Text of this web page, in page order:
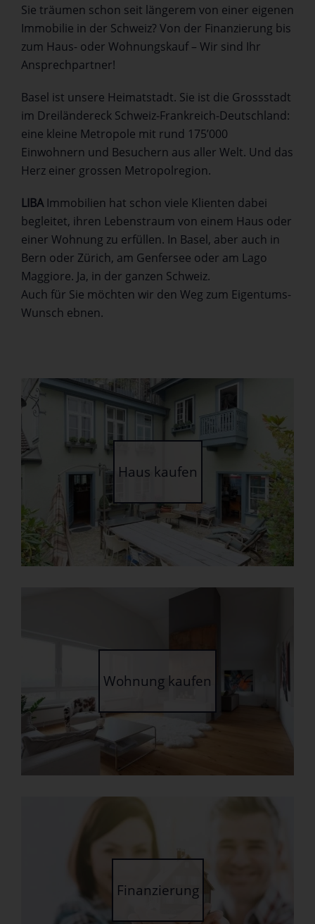
Sie träumen schon seit längerem von einer eigenen
Immobilie in der Schweiz? Von der Finanzierung bis
zum Haus- oder Wohnungskauf – Wir sind Ihr
Ansprechpartner!
Basel ist unsere Heimatstadt. Sie ist die Grossstadt
im Dreiländereck Schweiz-Frankreich-Deutschland:
eine kleine Metropole mit rund 175’000
Einwohnern und Besuchern aus aller Welt. Und das
Herz einer grossen Metropolregion.
LIBAImmobilien hat schon viele Klienten dabei
begleitet, ihren Lebenstraum von einem Haus oder
einer Wohnung zu erfüllen. In Basel, aber auch in
Bern oder Zürich, am Genfersee oder am Lago
Maggiore. Ja, in der ganzen Schweiz.
Auch für Sie möchten wir den Weg zum Eigentums-
Wunsch ebnen.
Haus kaufen
Wohnung kaufen
Finanzierung